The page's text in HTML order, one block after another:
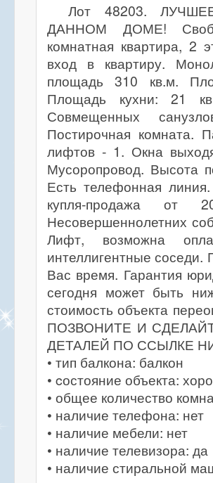
Лот 48203.
ДАННОМ ДОМЕ!
комнатная квартира, 2
вход в квартиру.
площадь 310 кв.м.
Площадь кухни: 21
Совмещенных
Постирочная комната.
лифтов - 1. Окна
Мусоропровод. Высота
Есть телефонная
купля-продажа от
Несовершеннолетних
Лифт, возможна
интеллигентные соседи.
Вас время. Гарантия
сегодня может быть
стоимость объекта
ПОЗВОНИТЕ И
ДЕТАЛЕЙ ПО ССЫЛКЕ
• тип балкона: балкон
• cостояние объекта:
• общее количество
• наличие телефона: нет
• наличие мебели: нет
• наличие телевизора: да
• наличие стиральной